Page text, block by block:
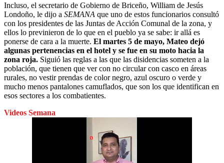
Incluso, el secretario de Gobierno de Briceño, William de Jesús
Londoño, le dijo a SEMANA que uno de estos funcionarios consultó
con los presidentes de las Juntas de Acción Comunal de la zona, y
ellos lo previnieron de lo que en el pueblo ya se sabe: ir allá es
ponerse de cara a la muerte. El martes 5 de mayo, Mateo dejó
algunas pertenencias en el hotel y se fue en su moto hacia la
zona roja. Siguió las reglas a las que las disidencias someten a la
población, que tienen que ver con no circular con casco en áreas
rurales, no vestir prendas de color negro, azul oscuro o verde y
mucho menos pantalones camuflados, que son los que identifican en
esos sectores a los combatientes.
Videos Semana